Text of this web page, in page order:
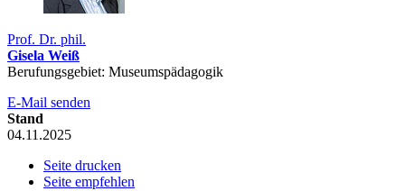
Prof. Dr. phil.
Gisela Weiß
Berufungsgebiet: Museumspädagogik
E-Mail senden
Stand
04.11.2025
Seite drucken
Seite empfehlen